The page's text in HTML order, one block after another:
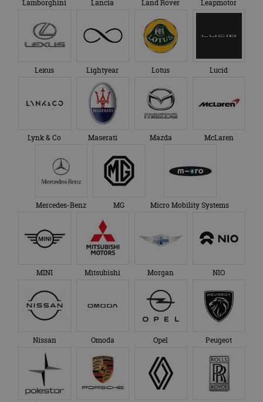
Lamborghini Lancia Land Rover Leapmotor
Lexus Lightyear Lotus Lucid
Lynk & Co Maserati Mazda McLaren
Mercedes-Benz MG Micro Mobility Systems
MINI Mitsubishi Morgan NIO
Nissan Omoda Opel Peugeot